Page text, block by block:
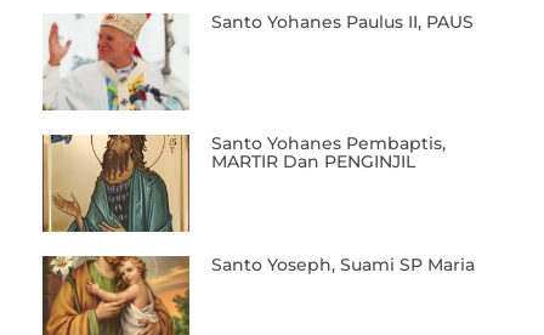
Santo Yohanes Paulus II, PAUS
Santo Yohanes Pembaptis,
MARTIR Dan PENGINJIL
Santo Yoseph, Suami SP Maria